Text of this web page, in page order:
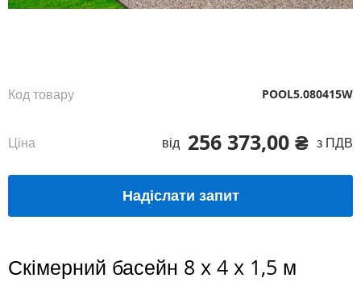
256 373,00 ₴ з ПДВ
Ціна від
Код товару POOL5.080415W
Надіслати запит
Скімерний басейн 8 x 4 x 1,5 м